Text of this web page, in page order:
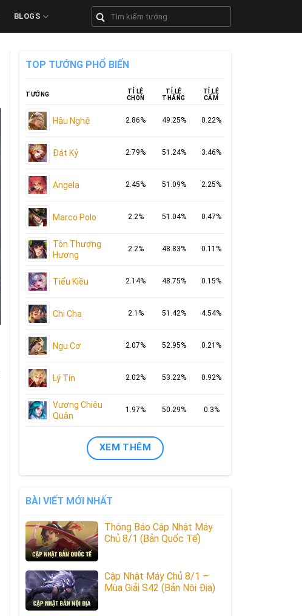
BLOGS
TOP TƯỚNG PHỔ BIẾN
TƯỚNG
TỈ LỆ
CHỌN
TỈ LỆ
THẮNG
TỈ LỆ
CẤM
Hậu Nghệ 2.86% 49.25% 0.22%
Đát Kỷ 2.79% 51.24% 3.46%
Angela 2.45% 51.09% 2.25%
Marco Polo 2.2% 51.04% 0.47%
Tôn Thượng
Hương
2.2% 48.83% 0.11%
Tiểu Kiều 2.14% 48.75% 0.15%
Chi Cha 2.1% 51.42% 4.54%
Ngu Cơ 2.07% 52.95% 0.21%
Lý Tín 2.02% 53.22% 0.92%
Vương Chiêu
Quân
1.97% 50.29% 0.3%
XEM THÊM
BÀI VIẾT MỚI NHẤT
Thông Báo Cập Nhật Máy
Chủ 8/1 (Bản Quốc Tế)
Cập Nhật Máy Chủ 8/1 –
Mùa Giải S42 (Bản Nội Địa)